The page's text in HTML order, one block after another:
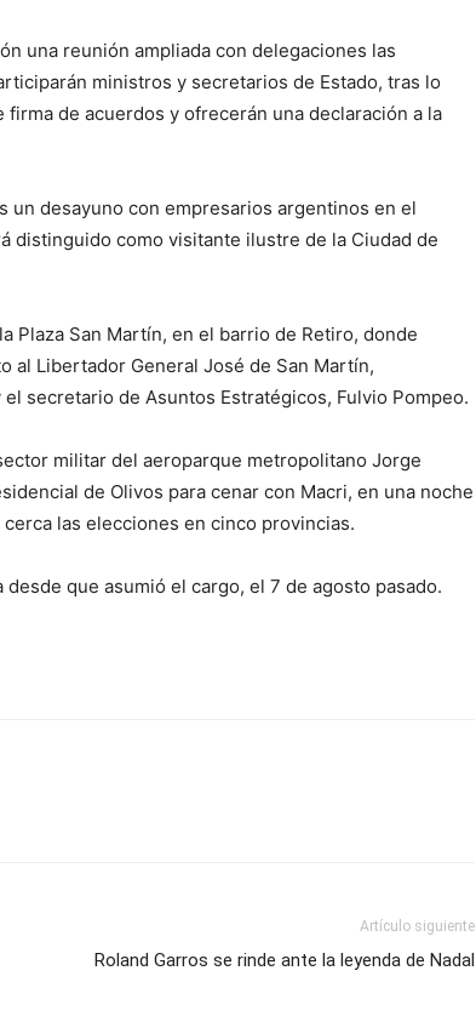
una reunión ampliada con delegaciones las
ministros y secretarios de Estado, tras lo
de acuerdos y ofrecerán una declaración a la
un desayuno con empresarios argentinos en el
distinguido como visitante ilustre de la Ciudad de
Plaza San Martín, en el barrio de Retiro, donde
al Libertador General José de San Martín,
secretario de Asuntos Estratégicos, Fulvio Pompeo.
militar del aeroparque metropolitano Jorge
de Olivos para cenar con Macri, en una noche
las elecciones en cinco provincias.
que asumió el cargo, el 7 de agosto pasado.
Artículo siguiente
Roland Garros se rinde ante la leyenda de Nadal